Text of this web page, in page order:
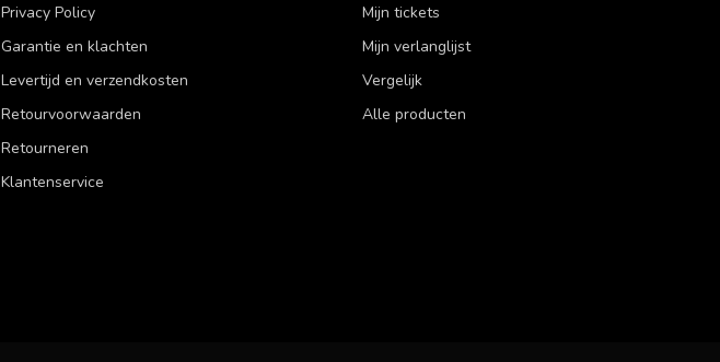
Privacy Policy
Garantie en klachten
Levertijd en verzendkosten
Retourvoorwaarden
Retourneren
Klantenservice
Mijn tickets
Mijn verlanglijst
Vergelijk
Alle producten